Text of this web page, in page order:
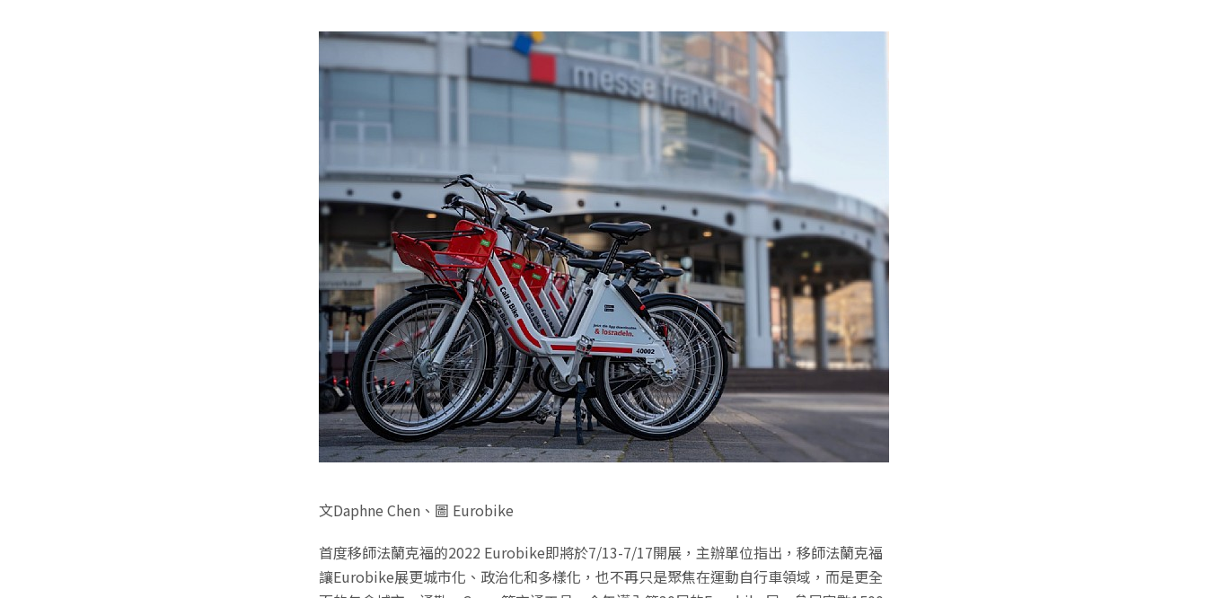
文Daphne Chen、圖 Eurobike
首度移師法蘭克福的2022 Eurobike即將於7/13-7/17開展，主辦單位指出，移師法蘭克福
讓Eurobike展更城市化、政治化和多樣化，也不再只是聚焦在運動自行車領域，而是更全